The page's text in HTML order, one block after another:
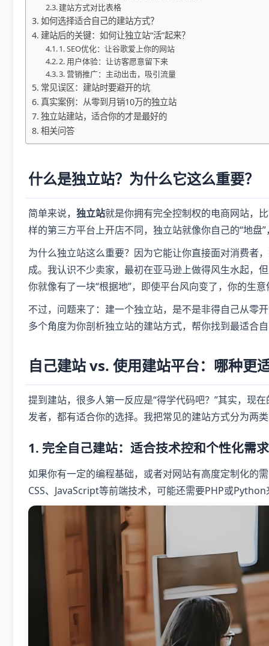
建站方式对比表格
如何选择适合自己的建站方式？
建站后的关键：如何让独立站“活”起来？
1. SEO优化：让谷歌爱上你的网站
2. 用户体验：让访客愿意留下来
3. 营销推广：主动出击，吸引流量
常见误区：建站时要避开的坑
真实案例：从零到月销10万的独立站
独立站建站，适合你的才是最好的
相关问答
什么是独立站？为什么它这么重要？
简单来说， 独立站就是你拥有完全控制权的电商网站，
样的第三方平台上开店不同，独立站就像你自己的“地
为什么独立站这么重要？因为它能让你直接面对消费者
成。我认识不少卖家，最初在亚马逊上做得风生水起，
你就像有了一块“根据地”，即使平台风向变了，你的生
不过，问题来了：建一个独立站，是不是非得自己从
多个角度为你剖析独立站的建站方式，帮你找到最适合
自己建站 vs. 使用建站平台：哪种更
提到建站，很多人第一反应是“得学代码吧？”其实，现
发者，都有适合你的选择。我把常见的建站方式分为两
1. 完全自己建站：适合技术控和个性化需
如果你有一定的编程基础，或者对网站有高度定制化的
CSS、JavaScript等前端技术，可能还需要PHP或